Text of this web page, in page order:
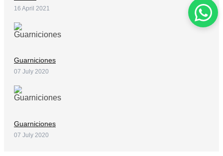
16 April 2021
Guarniciones
07 July 2020
Guarniciones
07 July 2020